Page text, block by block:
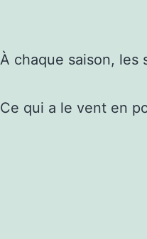
À chaque saison, les
Ce qui a le vent en